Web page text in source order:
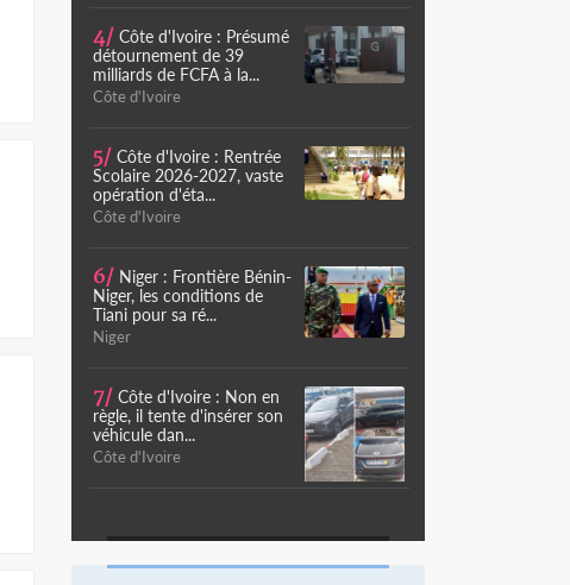
4/ Côte d'Ivoire : Présumé
détournement de 39
milliards de FCFA à la...
Côte d'Ivoire
5/ Côte d'Ivoire : Rentrée
Scolaire 2026-2027, vaste
opération d'éta...
Côte d'Ivoire
6/ Niger : Frontière Bénin-
Niger, les conditions de
Tiani pour sa ré...
Niger
7/ Côte d'Ivoire : Non en
règle, il tente d'insérer son
véhicule dan...
Côte d'Ivoire